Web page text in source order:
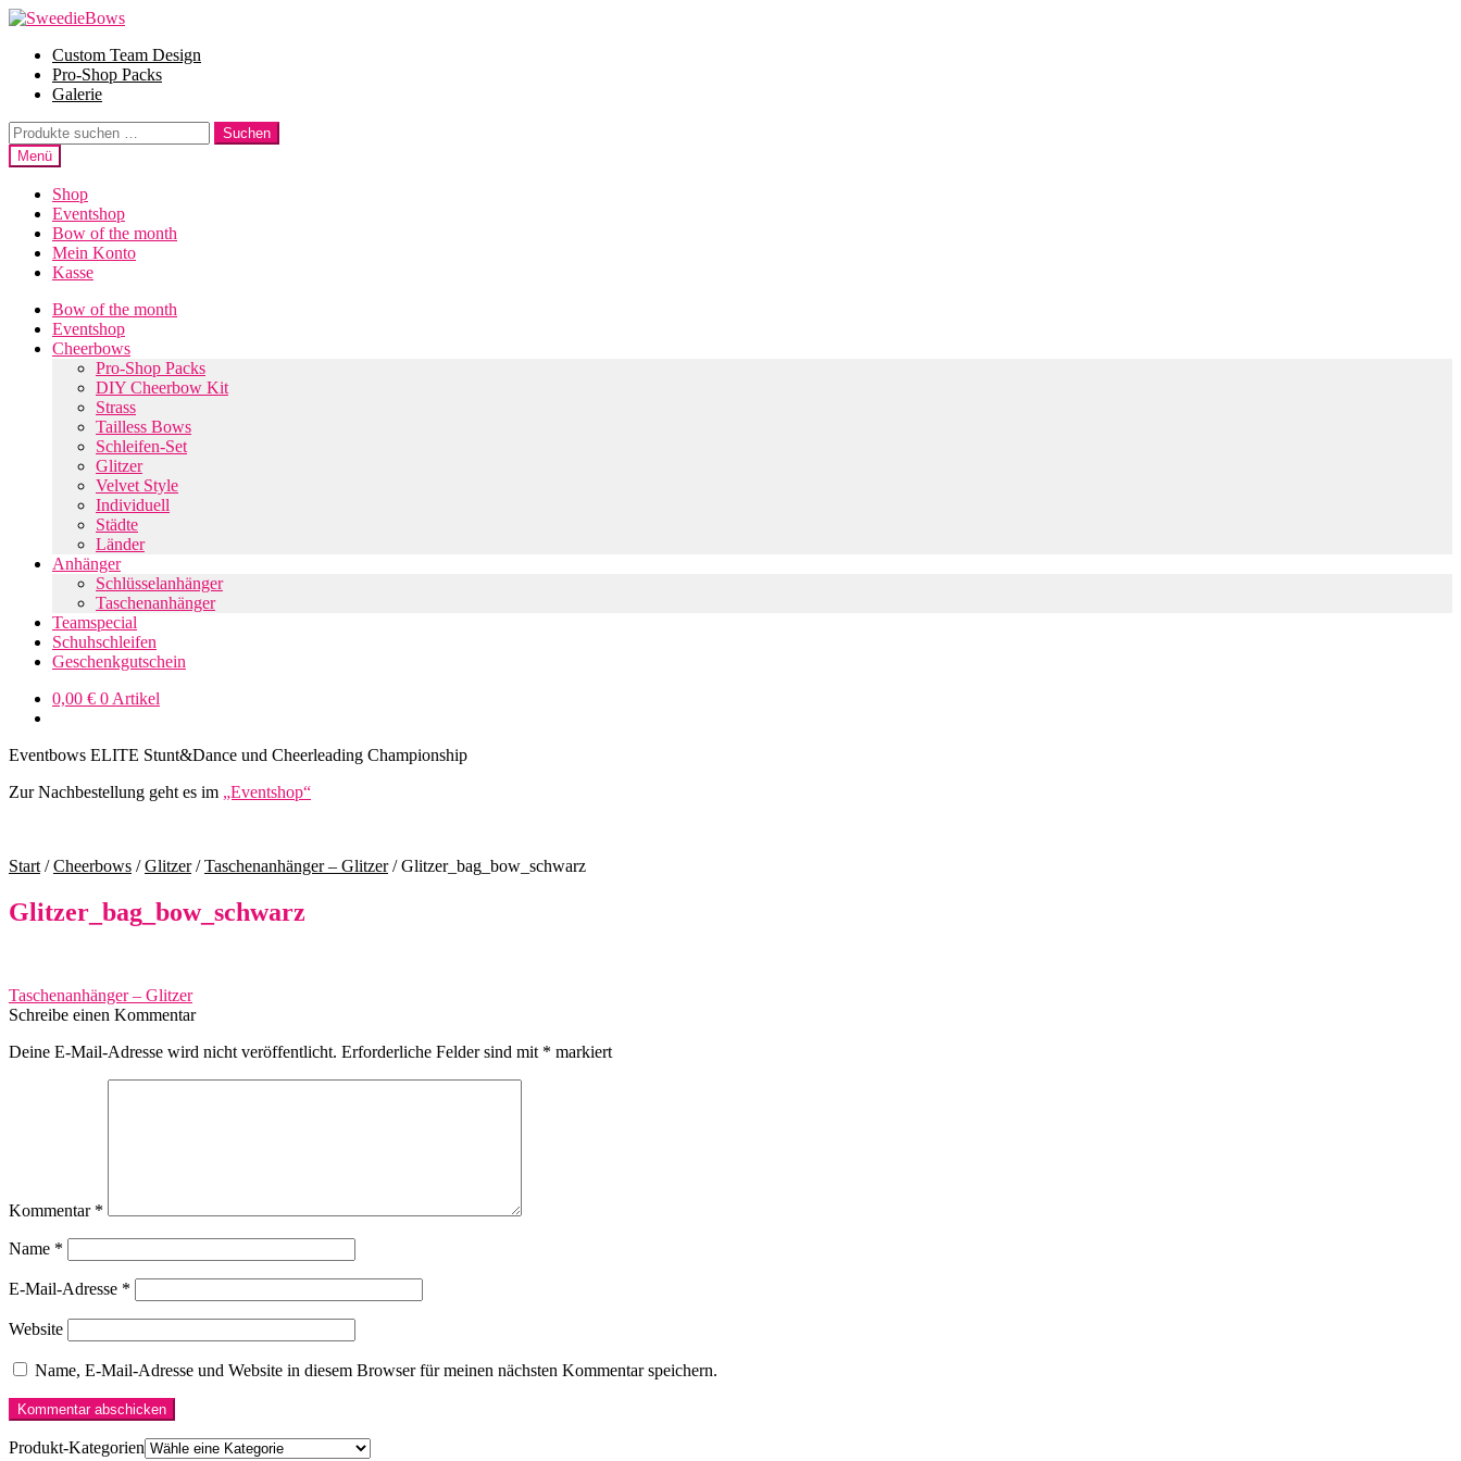
Zur
springen
Zum
springenCustom Team Design
Pro-Shop Packs
Galerie
Suche
nach:
Suchen
Menü
Shop
Eventshop
Bow of the month
Mein Konto
Kasse
Bow of the month
Eventshop
Cheerbows
Pro-Shop Packs
DIY Cheerbow Kit
Strass
Tailless Bows
Schleifen-Set
Glitzer
Velvet Style
Individuell
Städte
Länder
Anhänger
Schlüsselanhänger
Taschenanhänger
Teamspecial
Schuhschleifen
Geschenkgutschein
0,00 € 0 Artikel
Eventbows ELITE Stunt&Dance und Cheerleading Championship
Zur Nachbestellung geht es im „Eventshop“
Start /Cheerbows /Glitzer/Taschenanhänger – Glitzer/Glitzer_bag_bow_schwarz
Glitzer_bag_bow_schwarz
Beitragsnavigation
Vorheriger
Beitrag:
Taschenanhänger – Glitzer
Schreibe einen Kommentar
Deine E-Mail-Adresse wird nicht veröffentlicht. Erforderliche Felder sind mit * markiert
Kommentar *
Name *
E-Mail-Adresse *
Website
Name, E-Mail-Adresse und Website in diesem Browser für meinen nächsten Kommentar speichern.
Produkt-Kategorien